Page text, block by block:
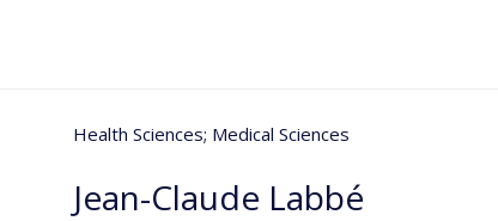
Health Sciences; Medical Sciences
Jean-Claude Labbé